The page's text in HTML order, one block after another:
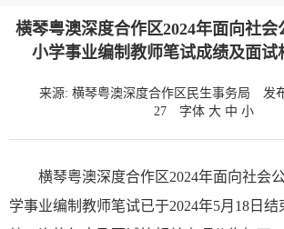
横琴粤澳深度合作区2024年面向社会
小学事业编制教师笔试成绩及面试
来源: 横琴粤澳深度合作区民生事务局
发
27
字体 大 中 小
横琴粤澳深度合作区2024年面向社会
学事业编制教师笔试已于2024年5月18日